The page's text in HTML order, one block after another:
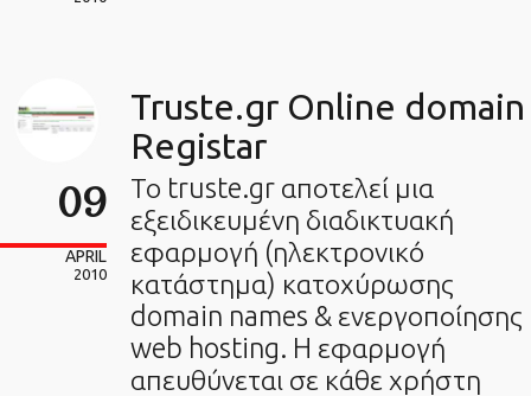
09
APRIL
2010
Truste.gr Online domain
Registar
Το truste.gr αποτελεί μια
εξειδικευμένη διαδικτυακή
εφαρμογή (ηλεκτρονικό
κατάστημα) κατοχύρωσης
domain names & ενεργοποίησης
web hosting. H εφαρμογή
απευθύνεται σε κάθε χρήστη